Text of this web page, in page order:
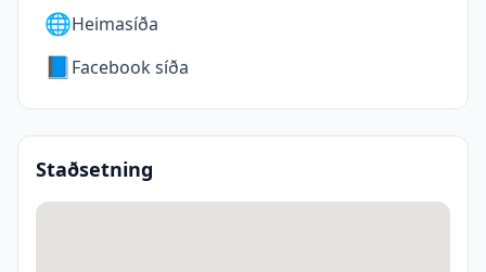
🌐Heimasíða
📘Facebook síða
Staðsetning